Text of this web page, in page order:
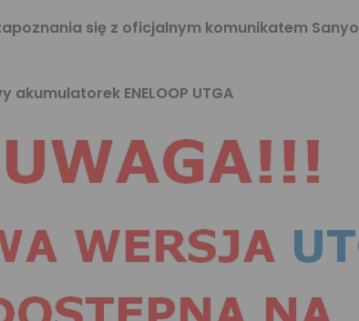
się z oficjalnym komunikatem Sanyo
akumulatorek ENELOOP UTGA